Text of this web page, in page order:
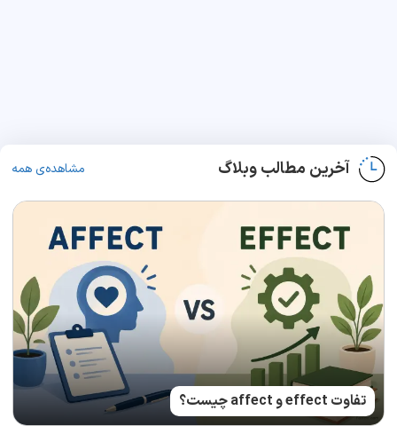
آخرین مطالب وبلاگ مشاهده‌ی همه
تفاوت effect و affect چیست؟